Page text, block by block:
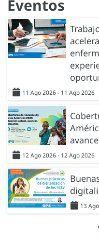
Eventos
11 Ago 2026 - 11 Ago 2026
12 Ago 2026 - 12 Ago 2026
13